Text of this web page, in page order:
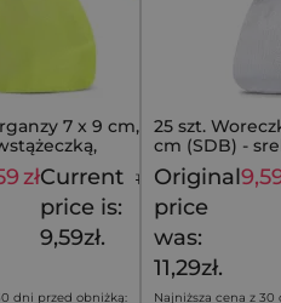
7 x 9 cm, z
jedną stronę, 25 szt
11,29 zł
złCurrent
price is:
9,59zł.
dni przed obniżką:
25 szt.
cm (SDB) -
Original
price
was:
11,29zł.
Najniższa cena z